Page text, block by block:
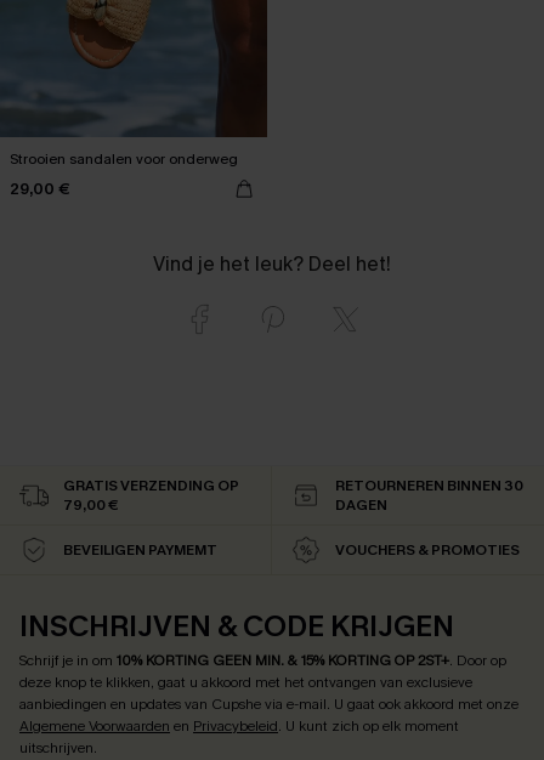
Strooien sandalen voor onderweg
29,00 €
Vind je het leuk? Deel het!
GRATIS VERZENDING OP
79,00 €
RETOURNEREN BINNEN 30
DAGEN
BEVEILIGEN PAYMEMT VOUCHERS & PROMOTIES
INSCHRIJVEN & CODE KRIJGEN
Schrijf je in om 10% KORTING GEEN MIN. & 15% KORTING OP 2ST+. Door op
deze knop te klikken, gaat u akkoord met het ontvangen van exclusieve
aanbiedingen en updates van Cupshe via e-mail. U gaat ook akkoord met onze
Algemene Voorwaarden en Privacybeleid. U kunt zich op elk moment
uitschrijven.